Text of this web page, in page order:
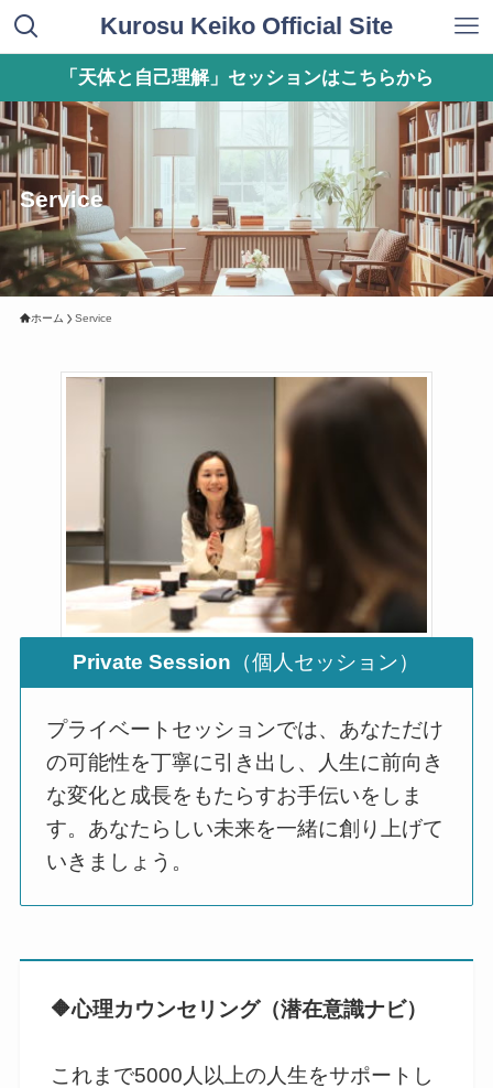
Kurosu Keiko Official Site
「天体と自己理解」セッションはこちらから
Service
ホーム Service
Private Session （個人セッション）
プライベートセッションでは、あなただけ
の可能性を丁寧に引き出し、人生に前向き
な変化と成長をもたらすお手伝いをしま
す。あなたらしい未来を一緒に創り上げて
いきましょう。
🔶心理カウンセリング（潜在意識ナビ）
これまで5000人以上の人生をサポートし